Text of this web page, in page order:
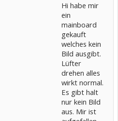
Hi habe mir
ein
mainboard
gekauft
welches kein
Bild ausgibt.
Lüfter
drehen alles
wirkt normal.
Es gibt halt
nur kein Bild
aus. Mir ist